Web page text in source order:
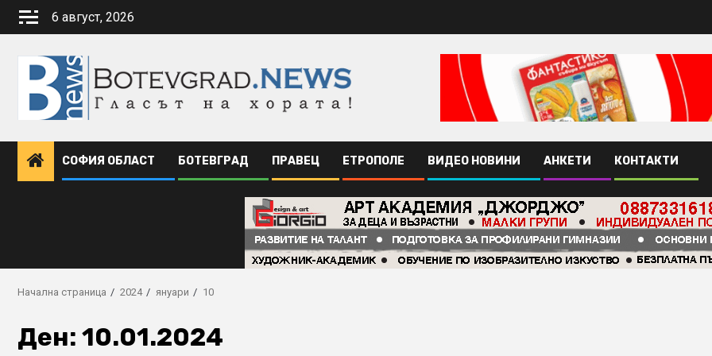
Skip
6 август, 2026
СОФИЯ ОБЛАСТ БОТЕВГРАД ПРАВЕЦ ЕТРОПОЛЕ ВИДЕО НОВИНИ АНКЕТИ КОНТАКТИ
Начална страница 2024 януари 10
Ден: 10.01.2024